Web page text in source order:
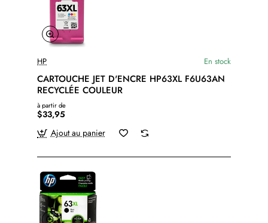
HP En stock
CARTOUCHE JET D'ENCRE HP63XL F6U63AN
RECYCLÉE COULEUR
à partir de
$33,95
Ajout au panier